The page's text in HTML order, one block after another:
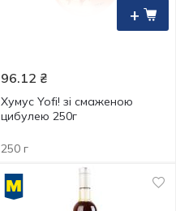
+
96.12 ₴
Хумус Yofi! зі смаженою
цибулею 250г
250 г